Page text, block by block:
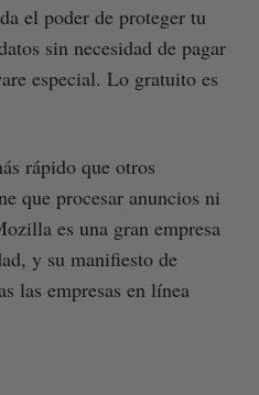
el poder de proteger tu
sin necesidad de pagar
especial. Lo gratuito es
rápido que otros
que procesar anuncios ni
es una gran empresa
y su manifiesto de
las empresas en línea